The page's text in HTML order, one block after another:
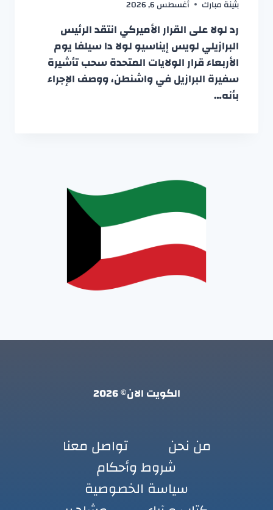
بثينة مبارك أغسطس 6, 2026
رد لولا على القرار الأميركي انتقد الرئيس
البرازيلي لويس إيناسيو لولا دا سيلفا يوم
الأربعاء قرار الولايات المتحدة سحب تأشيرة
سفيرة البرازيل في واشنطن، ووصف الإجراء
بأنه…
الكويت الان© 2026
من نحن
تواصل معنا
شروط وأحكام
سياسة الخصوصية